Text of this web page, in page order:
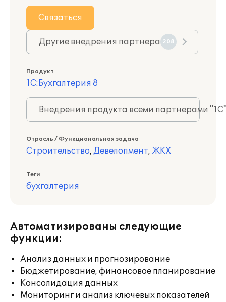
Связаться
Другие внедрения партнера 208
Продукт
1С:Бухгалтерия 8
Внедрения продукта всеми партнерами
Отрасль / Функциональная задача
Строительство, Девелопмент, ЖКХ
Теги
бухгалтерия
Автоматизированы следующие
функции:
Анализ данных и прогнозирование
Бюджетирование, финансовое планирование
Консолидация данных
Мониторинг и анализ ключевых показателей